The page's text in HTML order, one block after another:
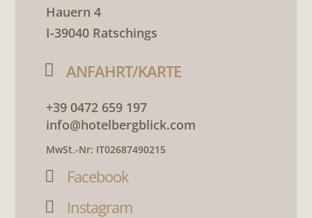
Hauern 4
I-39040 Ratschings
 ANFAHRT/KARTE
+39 0472 659 197
info@hotelbergblick.com
MwSt.-Nr: IT02687490215
 Facebook
 Instagram